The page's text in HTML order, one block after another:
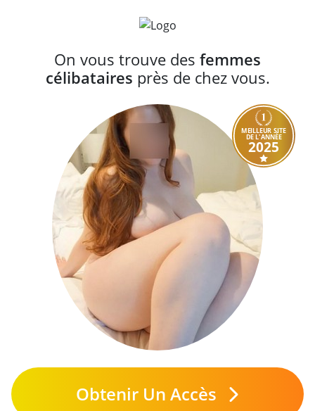
On vous trouve des femmes
célibataires près de chez vous.
MEILLEUR SITE
DE L'ANNÉE
2025
Obtenir Un Accès